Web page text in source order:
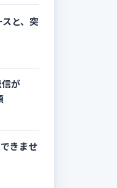
と、突
が
きませ